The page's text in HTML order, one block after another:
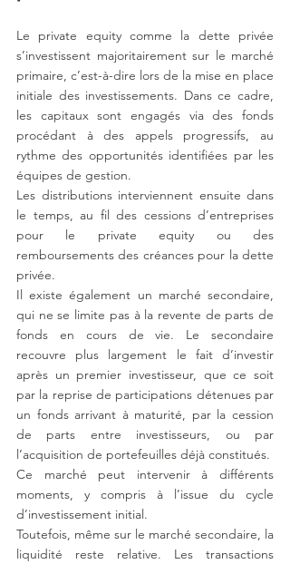
Le private equity comme la dette privée
s’investissent majoritairement sur le marché
primaire, c’est-à-dire lors de la mise en place
initiale des investissements. Dans ce cadre,
les capitaux sont engagés via des fonds
procédant à des appels progressifs, au
rythme des opportunités identifiées par les
équipes de gestion.
Les distributions interviennent ensuite dans
le temps, au fil des cessions d’entreprises
pour le private equity ou des
remboursements des créances pour la dette
privée.
Il existe également un marché secondaire,
qui ne se limite pas à la revente de parts de
fonds en cours de vie. Le secondaire
recouvre plus largement le fait d’investir
après un premier investisseur, que ce soit
par la reprise de participations détenues par
un fonds arrivant à maturité, par la cession
de parts entre investisseurs, ou par
l’acquisition de portefeuilles déjà constitués.
Ce marché peut intervenir à différents
moments, y compris à l’issue du cycle
d’investissement initial.
Toutefois, même sur le marché secondaire, la
liquidité reste relative. Les transactions